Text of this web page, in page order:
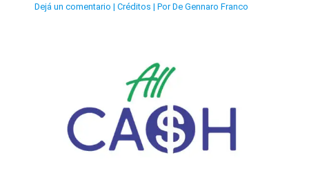
Dejá un comentario | Créditos | Por De Gennaro Franco